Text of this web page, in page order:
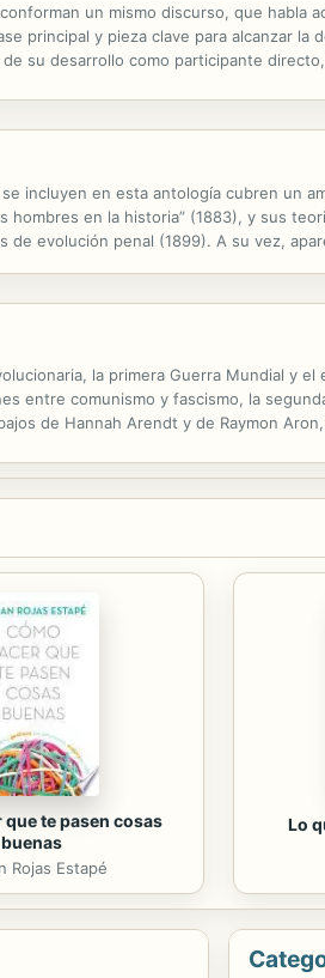
un mismo discurso, que habla
principal y pieza clave para alcanzar
su desarrollo como participante
incluyen en esta antología cubren un
en la historia” (1883), y sus
de evolución penal (1899). A su vez,
la primera Guerra Mundial y
entre comunismo y fascismo, la
de Hannah Arendt y de Raymon
te pasen cosas
buenas
Rojas Estapé
Lo